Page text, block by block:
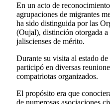
En un acto de
agrupaciones de migrantes
ha sido distinguida por las
(Oujal), distinción otorgada a
jaliscienses de mérito.
Durante su visita al estado
participó en diversas
compatriotas organizados.
El propósito era que
de numerosas asociaciones